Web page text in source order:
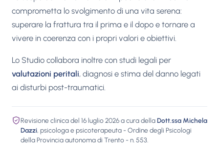
comprometta lo svolgimento di una vita serena:
superare la frattura tra il prima e il dopo e tornare a
vivere in coerenza con i propri valori e obiettivi.
Lo Studio collabora inoltre con studi legali per
valutazioni peritali, diagnosi e stima del danno legati
ai disturbi post-traumatici.
Revisione clinica del 16 luglio 2026 a cura dellaDott.ssa Michela
Dazzi, psicologa e psicoterapeuta - Ordine degli Psicologi
della Provincia autonoma di Trento - n. 553.